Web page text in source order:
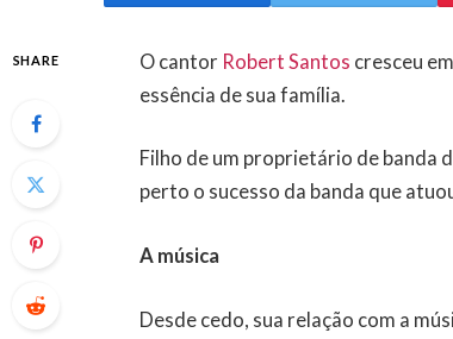
SHARE O cantor Robert Santos cresceu
essência de sua família.
Filho de um proprietário de banda
perto o sucesso da banda que
A música
Desde cedo, sua relação com a